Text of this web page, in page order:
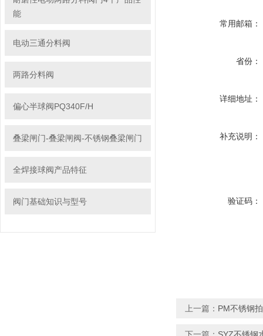
能
电动三通分料阀
两路分料阀
偏心半球阀PQ340F/H
叠梁闸门-叠梁闸阀-不锈钢叠梁闸门
全焊接球阀产品特征
阀门基础知识与型号
常用邮箱：
省份：
详细地址：
补充说明：
验证码：
上一篇： PM不锈钢